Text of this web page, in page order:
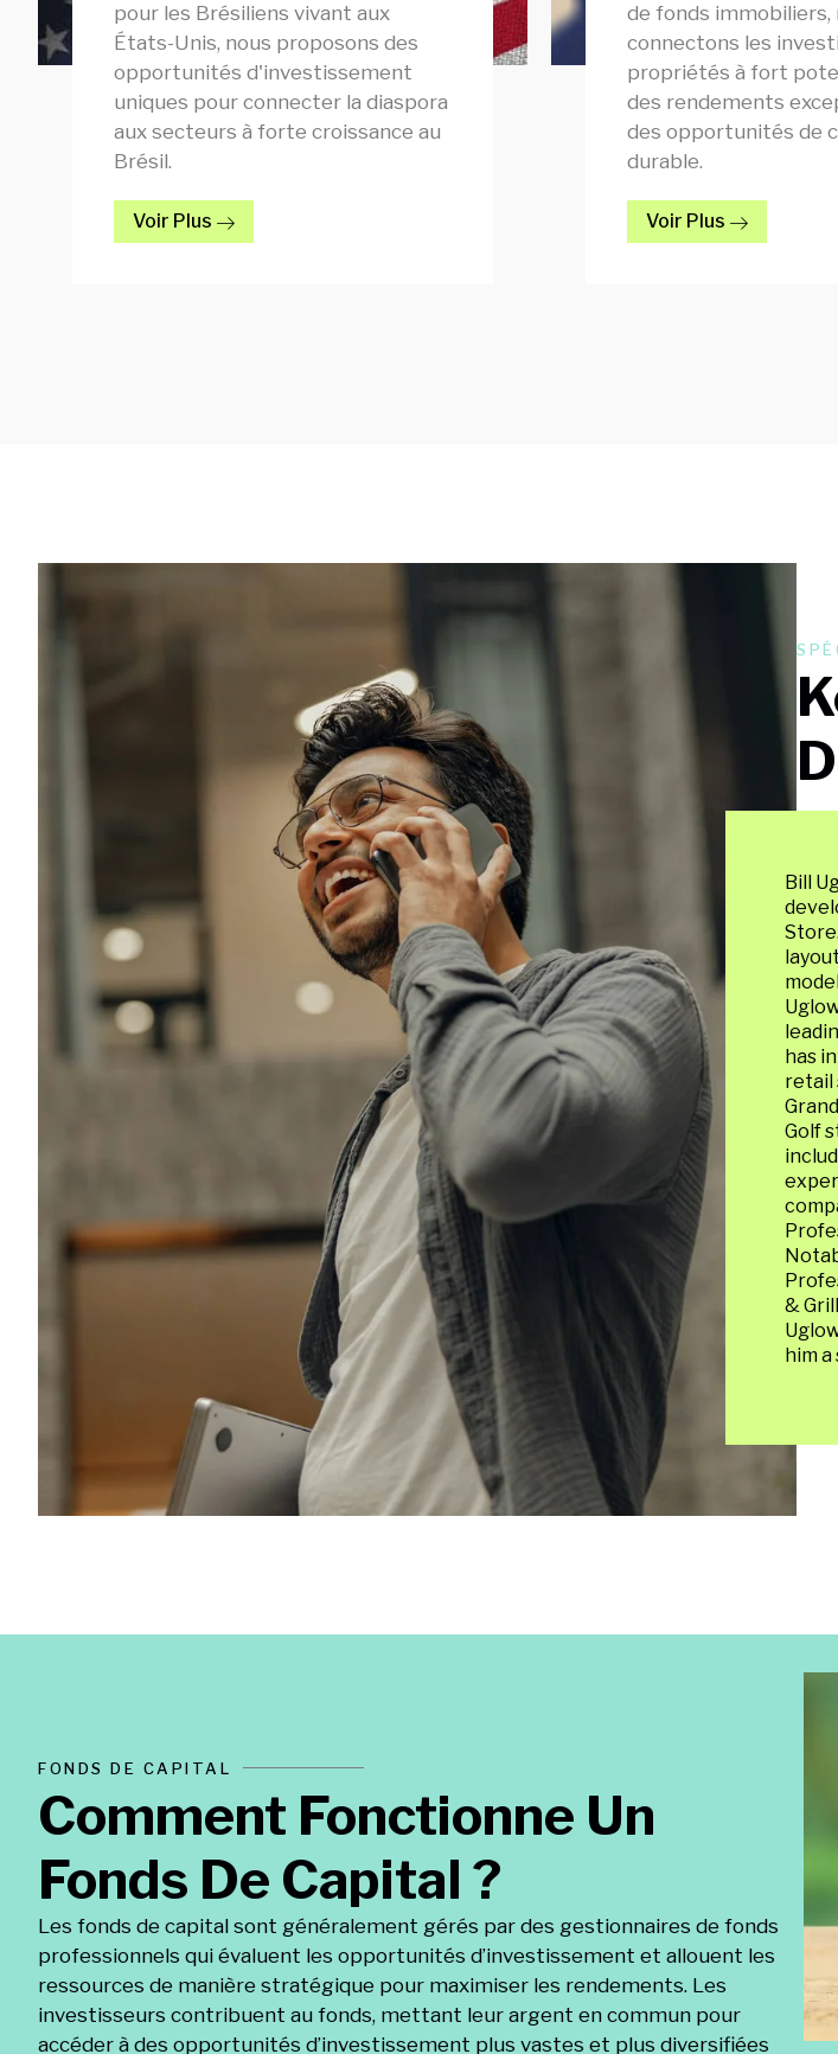
pour les Brésiliens vivant aux
États-Unis, nous proposons des
opportunités d'investissement
uniques pour connecter la diaspora
aux secteurs à forte croissance au
Brésil.
Voir Plus
de fonds immobiliers,
connectons les
propriétés à fort
des rendements
des opportunités de
durable.
Voir Plus
Bill
has
retail
Golf
&
him
FONDS DE CAPITAL
Comment Fonctionne Un
Fonds De Capital ?
Les fonds de capital sont généralement gérés par des gestionnaires de fonds
professionnels qui évaluent les opportunités d’investissement et allouent les
ressources de manière stratégique pour maximiser les rendements. Les
investisseurs contribuent au fonds, mettant leur argent en commun pour
accéder à des opportunités d’investissement plus vastes et plus diversifiées